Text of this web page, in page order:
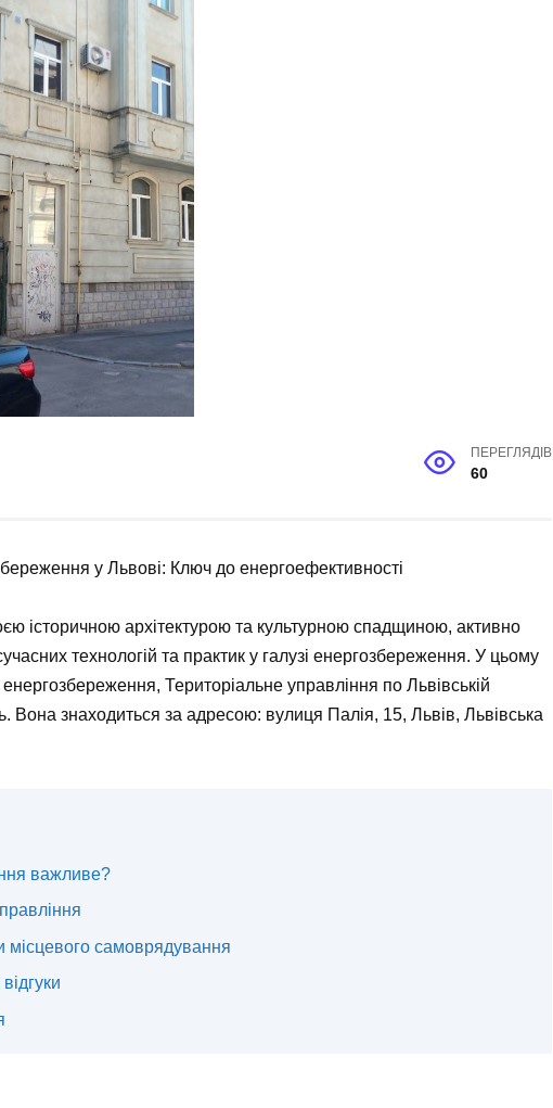
ПЕРЕГЛЯДІВ
60
у Львові: Ключ до енергоефективності
історичною архітектурою та культурною спадщиною, активно
технологій та практик у галузі енергозбереження. У цьому
Територіальне управління по Львівській
Вона знаходиться за адресою: вулиця Палія, 15, Львів, Львівська
важливе?
місцевого самоврядування